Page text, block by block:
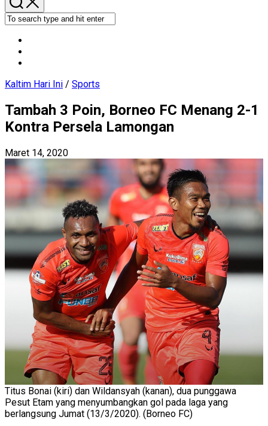
Kaltim Hari Ini / Sports
Tambah 3 Poin, Borneo FC Menang 2-1
Kontra Persela Lamongan
Maret 14, 2020
Titus Bonai (kiri) dan Wildansyah (kanan), dua punggawa
Pesut Etam yang menyumbangkan gol pada laga yang
berlangsung Jumat (13/3/2020). (Borneo FC)